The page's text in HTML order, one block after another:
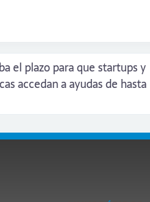
el plazo para que startups y
accedan a ayudas de hasta